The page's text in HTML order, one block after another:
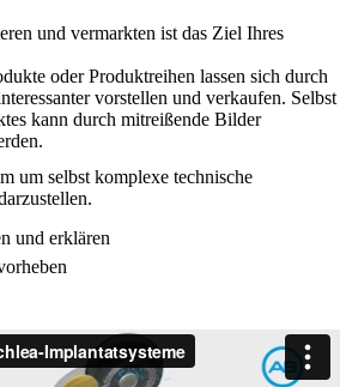
und vermarkten ist das Ziel Ihres
oder Produktreihen lassen sich durch
vorstellen und verkaufen. Selbst
kann durch mitreißende Bilder
um selbst komplexe technische
und erklären